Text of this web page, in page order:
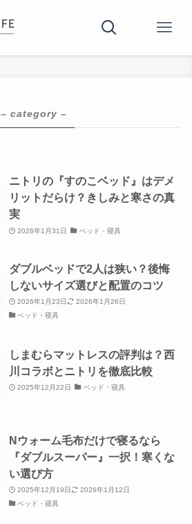
– category –
ニトリの『すのこベッド』はデメ
リットだらけ？きしみと寒さの真
実
2026年1月31日 ベッド・寝具
ダブルベッドで2人は狭い？後悔
しないサイズ選びと配置のコツ
2026年1月23日
2026年1月26日
ベッド・寝具
しまむらマットレスの評判は？西
川コラボとニトリを徹底比較
2025年12月22日 ベッド・寝具
Nウォーム毛布だけで寝るなら
『ダブルスーパー』一択！寒くな
い選び方
2025年12月19日
2026年1月12日
ベッド・寝具